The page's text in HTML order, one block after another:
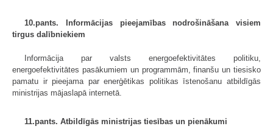
10.pants. Informācijas pieejamības nodrošināšana visiem
tirgus dalībniekiem
Informācija par valsts energoefektivitātes politiku,
energoefektivitātes pasākumiem un programmām, finanšu un tiesisko
pamatu ir pieejama par enerģētikas politikas īstenošanu atbildīgās
ministrijas mājaslapā internetā.
11.pants. Atbildīgās ministrijas tiesības un pienākumi